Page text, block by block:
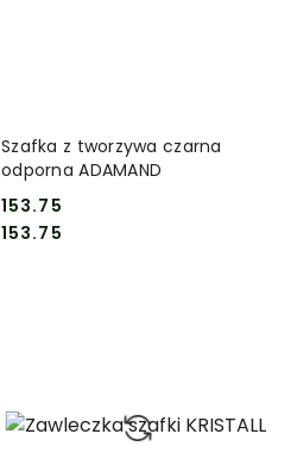
Szafka z tworzywa czarna
odporna ADAMAND
Cena:
153.75
Cena:
153.75